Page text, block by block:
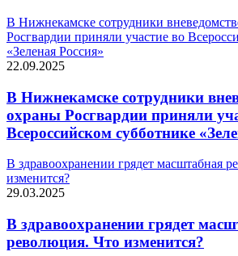
В Нижнекамске сотрудники
Росгвардии приняли участие во
«Зеленая Россия»
22.09.2025
В Нижнекамске сотрудники
охраны Росгвардии приняли
Всероссийском субботнике
В здравоохранении грядет масштабная
изменится?
29.03.2025
В здравоохранении грядет
революция. Что изменится?